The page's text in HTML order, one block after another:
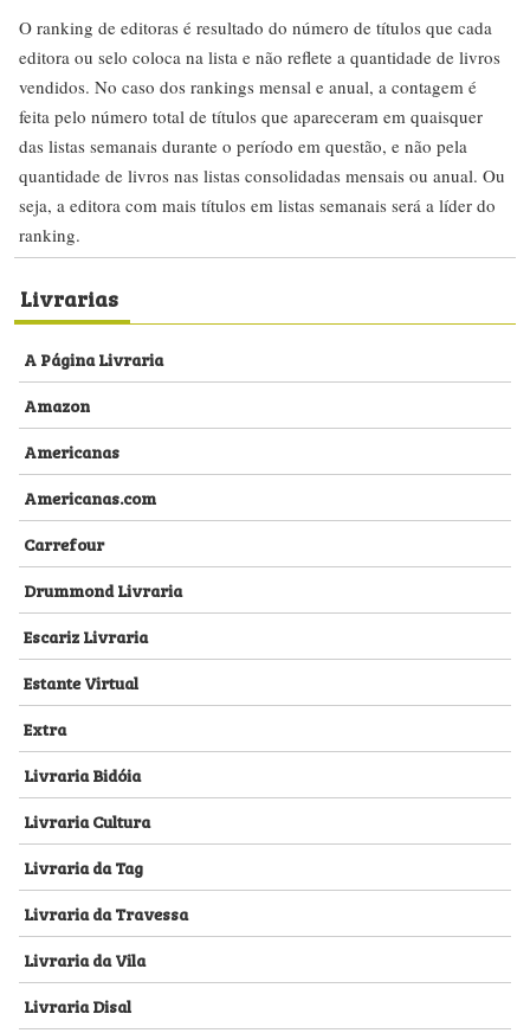
O ranking de editoras é resultado do número de títulos que cada
editora ou selo coloca na lista e não reflete a quantidade de livros
vendidos. No caso dos rankings mensal e anual, a contagem é
feita pelo número total de títulos que apareceram em quaisquer
das listas semanais durante o período em questão, e não pela
quantidade de livros nas listas consolidadas mensais ou anual. Ou
seja, a editora com mais títulos em listas semanais será a líder do
ranking.
Livrarias
A Página Livraria
Amazon
Americanas
Americanas.com
Carrefour
Drummond Livraria
Escariz Livraria
Estante Virtual
Extra
Livraria Bidóia
Livraria Cultura
Livraria da Tag
Livraria da Travessa
Livraria da Vila
Livraria Disal